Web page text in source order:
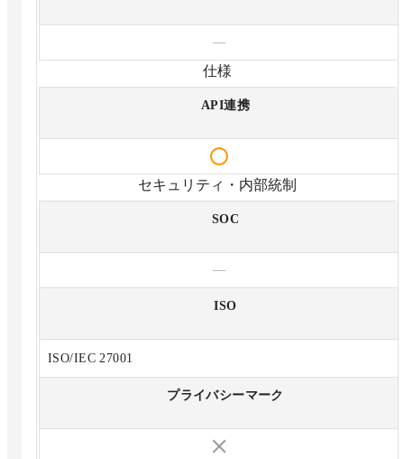
—
仕様
API連携
セキュリティ・内部統制
SOC
—
ISO
ISO/IEC 27001
プライバシーマーク